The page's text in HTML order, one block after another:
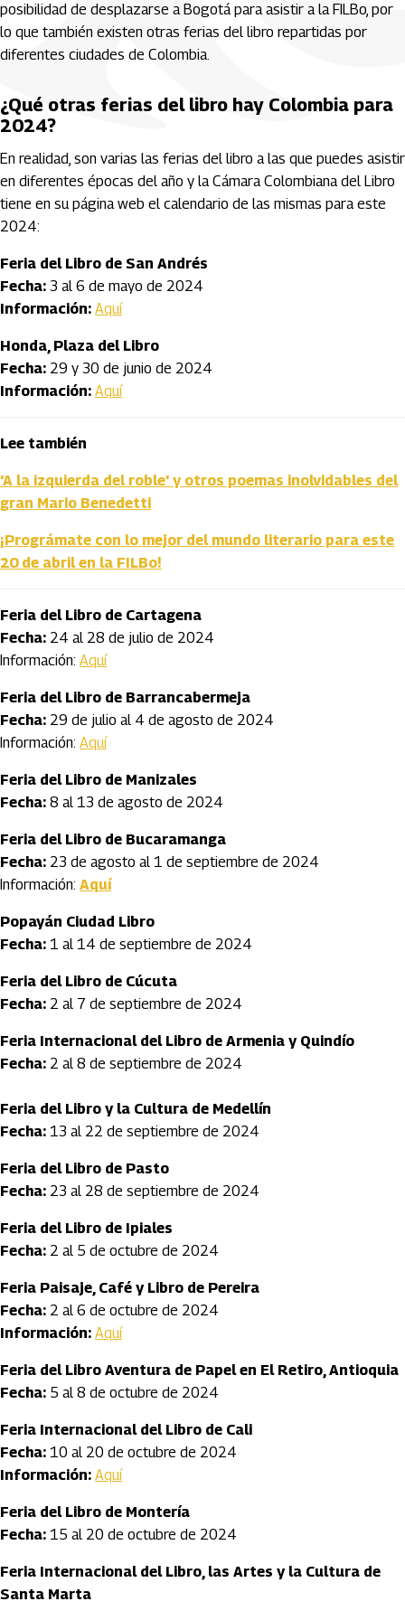
posibilidad de desplazarse a Bogotá para asistir a la FILBo, por
lo que también existen otras ferias del libro repartidas por
diferentes ciudades de Colombia.
¿Qué otras ferias del libro hay Colombia para
2024?
En realidad, son varias las ferias del libro a las que puedes asistir
en diferentes épocas del año y la Cámara Colombiana del Libro
tiene en su página web el calendario de las mismas para este
2024:
Feria del Libro de San Andrés
Fecha: 3 al 6 de mayo de 2024
Información: Aquí
Honda, Plaza del Libro
Fecha: 29 y 30 de junio de 2024
Información: Aquí
Lee también
'A la izquierda del roble' y otros poemas inolvidables del
gran Mario Benedetti
¡Prográmate con lo mejor del mundo literario para este
20 de abril en la FILBo!
Feria del Libro de Cartagena
Fecha: 24 al 28 de julio de 2024
Información: Aquí
Feria del Libro de Barrancabermeja
Fecha: 29 de julio al 4 de agosto de 2024
Información: Aquí
Feria del Libro de Manizales
Fecha: 8 al 13 de agosto de 2024
Feria del Libro de Bucaramanga
Fecha: 23 de agosto al 1 de septiembre de 2024
Información: Aquí
Popayán Ciudad Libro
Fecha: 1 al 14 de septiembre de 2024
Feria del Libro de Cúcuta
Fecha: 2 al 7 de septiembre de 2024
Feria Internacional del Libro de Armenia y Quindío
Fecha: 2 al 8 de septiembre de 2024
Feria del Libro y la Cultura de Medellín
Fecha: 13 al 22 de septiembre de 2024
Feria del Libro de Pasto
Fecha: 23 al 28 de septiembre de 2024
Feria del Libro de Ipiales
Fecha: 2 al 5 de octubre de 2024
Feria Paisaje, Café y Libro de Pereira
Fecha: 2 al 6 de octubre de 2024
Información: Aquí
Feria del Libro Aventura de Papel en El Retiro, Antioquia
Fecha: 5 al 8 de octubre de 2024
Feria Internacional del Libro de Cali
Fecha: 10 al 20 de octubre de 2024
Información: Aquí
Feria del Libro de Montería
Fecha: 15 al 20 de octubre de 2024
Feria Internacional del Libro, las Artes y la Cultura de
Santa Marta